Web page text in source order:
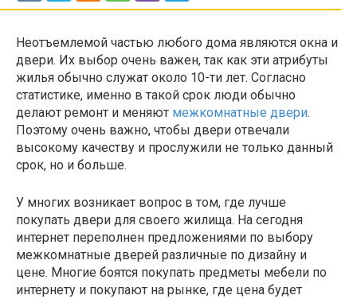
Неотъемлемой частью любого дома являются окна и
двери. Их выбор очень важен, так как эти атрибуты
жилья обычно служат около 10-ти лет. Согласно
статистике, именно в такой срок люди обычно
делают ремонт и меняют межкомнатные двери.
Поэтому очень важно, чтобы двери отвечали
высокому качеству и прослужили не только данный
срок, но и больше.
У многих возникает вопрос в том, где лучше
покупать двери для своего жилища. На сегодня
интернет переполнен предложениями по выбору
межкомнатные дверей различные по дизайну и
цене. Многие боятся покупать предметы мебели по
интернету и покупают на рынке, где цена будет